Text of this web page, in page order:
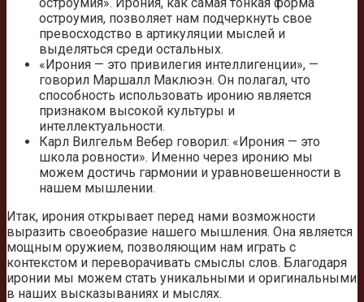
остроумия, позволяет нам подчеркнуть свое
превосходство в артикуляции мыслей и
выделяться среди остальных.
«Ирония — это привилегия интеллигенции», —
говорил Маршалл Маклюэн. Он полагал, что
способность использовать иронию является
признаком высокой культуры и
интеллектуальности.
Карл Вилгельм Вебер говорил: «Ирония — это
школа ровности». Именно через иронию мы
можем достичь гармонии и уравновешенности в
нашем мышлении.
Итак, ирония открывает перед нами возможности
выразить своеобразие нашего мышления. Она является
мощным оружием, позволяющим нам играть с
контекстом и переворачивать смыслы слов. Благодаря
иронии мы можем стать уникальными и оригинальными
в наших высказываниях и мыслях.